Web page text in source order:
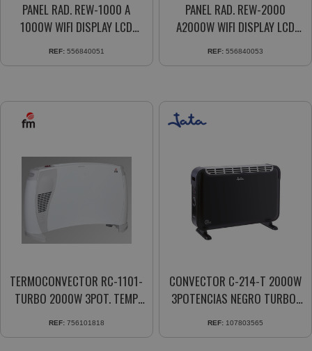
PANEL RAD. REW-1000 A
1000W WIFI DISPLAY LCD
MANDO DIST. PROGRAMADOR
REF: 556840051
PANEL RAD. REW-2000
A2000W WIFI DISPLAY LCD
M.DISTANCIA PROGRAMADOR
REF: 556840053
TERMOCONVECTOR RC-1101-
TURBO 2000W 3POT. TEMP.
REG.
REF: 756101818
CONVECTOR C-214-T 2000W
3POTENCIAS NEGRO TURBO-
CONVECCION
REF: 107803565